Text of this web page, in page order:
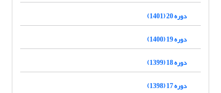
دوره 20 (1401)
دوره 19 (1400)
دوره 18 (1399)
دوره 17 (1398)